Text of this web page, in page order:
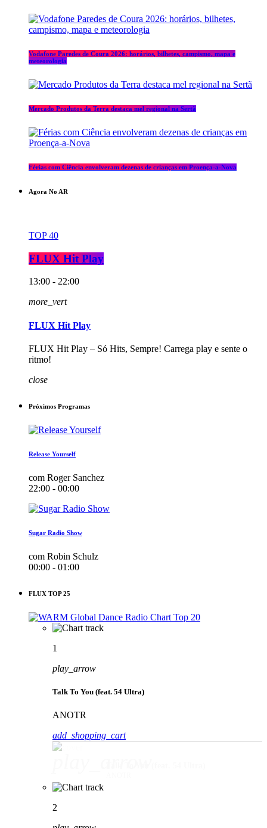
Vodafone Paredes de Coura 2026: horários, bilhetes, campismo, mapa e
meteorologia
Mercado Produtos da Terra destaca mel regional na Sertã
Férias com Ciência envolveram dezenas de crianças em Proença-a-Nova
Agora No AR
TOP 40
FLUX Hit Play
13:00 - 22:00
more_vert
FLUX Hit Play
FLUX Hit Play – Só Hits, Sempre! Carrega play e sente o
ritmo!
close
Próximos Programas
Release Yourself
com Roger Sanchez
22:00 - 00:00
Sugar Radio Show
com Robin Schulz
00:00 - 01:00
FLUX TOP 25
1
play_arrow
Talk To You (feat. 54 Ultra)
ANOTR
add_shopping_cart
2